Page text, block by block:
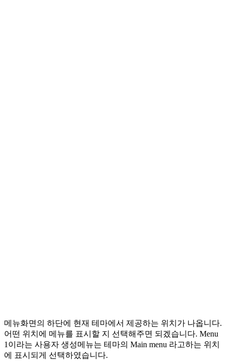
메뉴화면의 하단에 현재 테마에서 제공하는 위치가 나옵니다.
어떤 위치에 메뉴를 표시할 지 선택해주면 되겠습니다. Menu
1이라는 사용자 생성메뉴는 테마의 Main menu 라고하는 위치
에 표시되게 선택하였습니다.